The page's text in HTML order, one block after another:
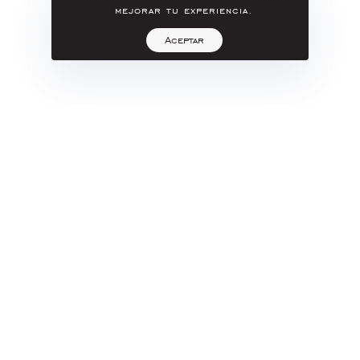
mejorar tu experiencia.
Aceptar